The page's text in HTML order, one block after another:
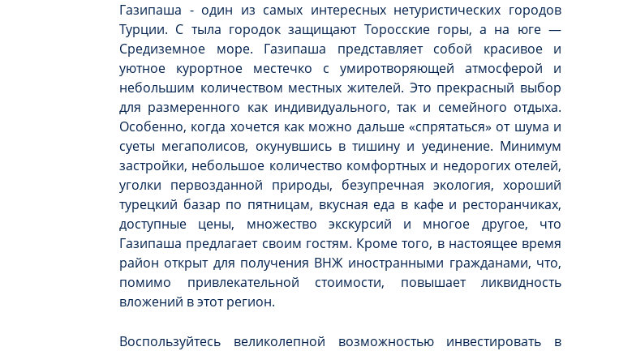
Газипаша - один из самых интересных нетуристических городов
Турции. С тыла городок защищают Торосские горы, а на юге —
Средиземное море. Газипаша представляет собой красивое и
уютное курортное местечко с умиротворяющей атмосферой и
небольшим количеством местных жителей. Это прекрасный выбор
для размеренного как индивидуального, так и семейного отдыха.
Особенно, когда хочется как можно дальше «спрятаться» от шума и
суеты мегаполисов, окунувшись в тишину и уединение. Минимум
застройки, небольшое количество комфортных и недорогих отелей,
уголки первозданной природы, безупречная экология, хороший
турецкий базар по пятницам, вкусная еда в кафе и ресторанчиках,
доступные цены, множество экскурсий и многое другое, что
Газипаша предлагает своим гостям. Кроме того, в настоящее время
район открыт для получения ВНЖ иностранными гражданами, что,
помимо привлекательной стоимости, повышает ликвидность
вложений в этот регион.
Воспользуйтесь великолепной возможностью инвестировать в